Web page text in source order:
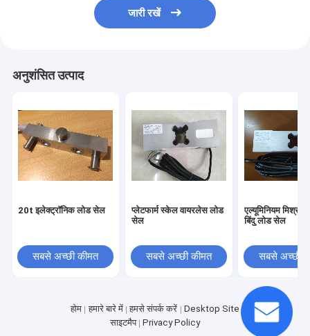
जारी रखें
अनुशंसित उत्पाद
20t इलेक्ट्रॉनिक लोड सेल
सबसे अच्छी कीमत
प्लेटफार्म स्केल वायरलेस लोड
सेल
सबसे अच्छी कीमत
एल्यूमिनियम मिश्र
बिंदु लोड सेल
सबसे अच्छी
होम हमारे बारे में हमसे संपर्क करें
Desktop Site
साइटमैप
Privacy Policy